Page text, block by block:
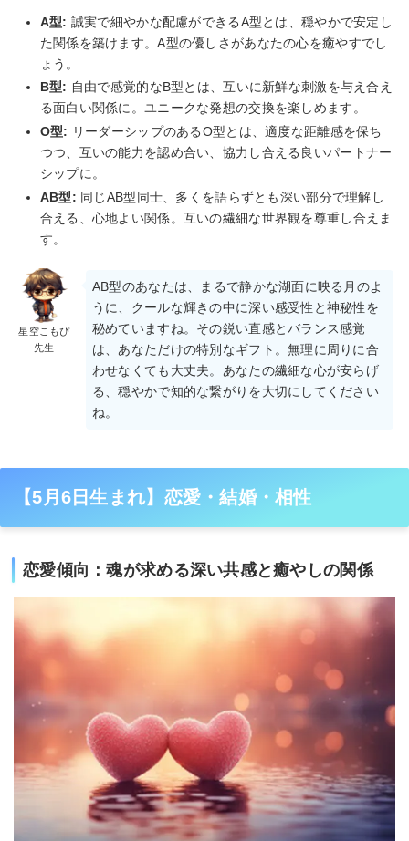
A型: 誠実で細やかな配慮ができるA型とは、穏やかで安定し
た関係を築けます。A型の優しさがあなたの心を癒やすでし
ょう。
B型: 自由で感覚的なB型とは、互いに新鮮な刺激を与え合え
る面白い関係に。ユニークな発想の交換を楽しめます。
O型: リーダーシップのあるO型とは、適度な距離感を保ち
つつ、互いの能力を認め合い、協力し合える良いパートナー
シップに。
AB型: 同じAB型同士、多くを語らずとも深い部分で理解し
合える、心地よい関係。互いの繊細な世界観を尊重し合えま
す。
星空こもぴ
先生
AB型のあなたは、まるで静かな湖面に映る月のよ
うに、クールな輝きの中に深い感受性と神秘性を
秘めていますね。その鋭い直感とバランス感覚
は、あなただけの特別なギフト。無理に周りに合
わせなくても大丈夫。あなたの繊細な心が安らげ
る、穏やかで知的な繋がりを大切にしてください
ね。
【5月6日生まれ】恋愛・結婚・相性
恋愛傾向：魂が求める深い共感と癒やしの関係